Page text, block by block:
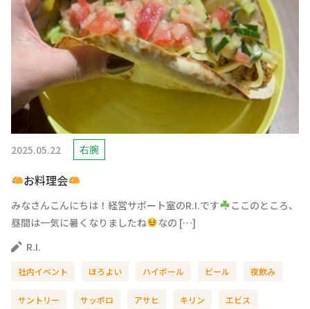
2025.05.22 右腕
お料理会
みなさんこんにちは！経営サポート室のR.I.です
ここのところ、
昼間は一気に暑くなりましたね
なの […]
R.I.
社内イベント ほろよい ハイボール ビール 夜飲み
サントリー サッポロ アサヒ キリン エビス